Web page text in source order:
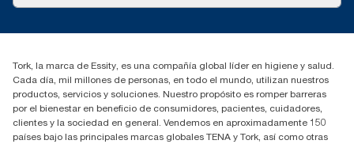
91 657 84 00
Tork, la marca de Essity, es una compañía global líder en higiene y salud.
Cada día, mil millones de personas, en todo el mundo, utilizan nuestros
productos, servicios y soluciones. Nuestro propósito es romper barreras
por el bienestar en beneficio de consumidores, pacientes, cuidadores,
clientes y la sociedad en general. Vendemos en aproximadamente 150
países bajo las principales marcas globales TENA y Tork, así como otras